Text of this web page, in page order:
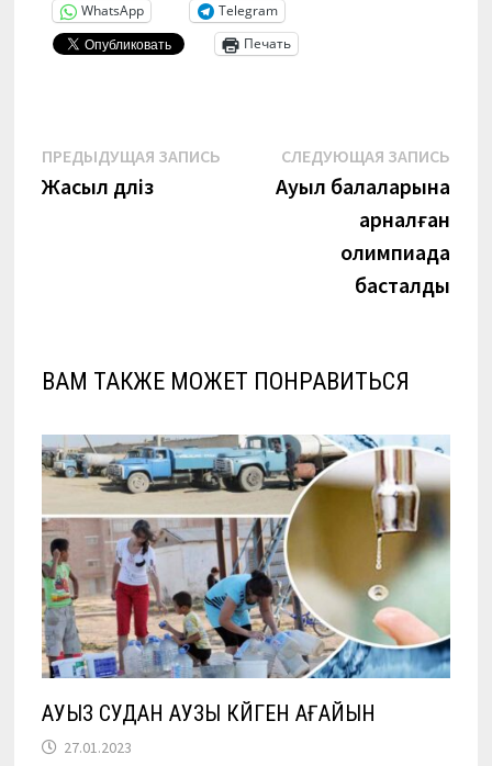
WhatsApp
Telegram
Печать
Навигация
по
ПРЕДЫДУЩАЯ ЗАПИСЬПредыдущая
запись:
Жасыл дәліз
СЛЕДУЮЩАЯ ЗАПИСЬ
Ауыл балаларына
арналған
олимпиада
басталды
ВАМ ТАКЖЕ МОЖЕТ ПОНРАВИТЬСЯ
АУЫЗ СУДАН АУЗЫ КҮЙГЕН АҒАЙЫН
27.01.2023